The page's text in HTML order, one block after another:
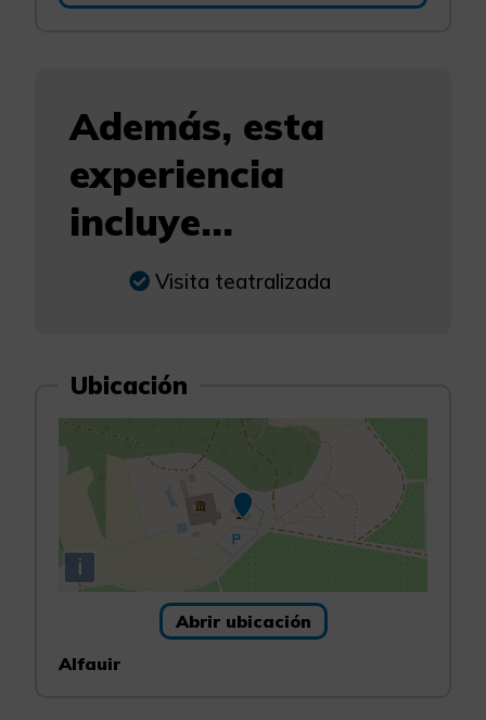
Además, esta
experiencia
incluye...
Visita teatralizada
Ubicación
i
Abrir ubicación
Alfauir